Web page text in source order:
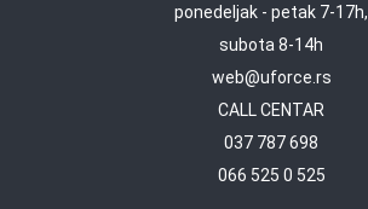
ponedeljak - petak 7-17h,
subota 8-14h
web@uforce.rs
CALL CENTAR
037 787 698
066 525 0 525